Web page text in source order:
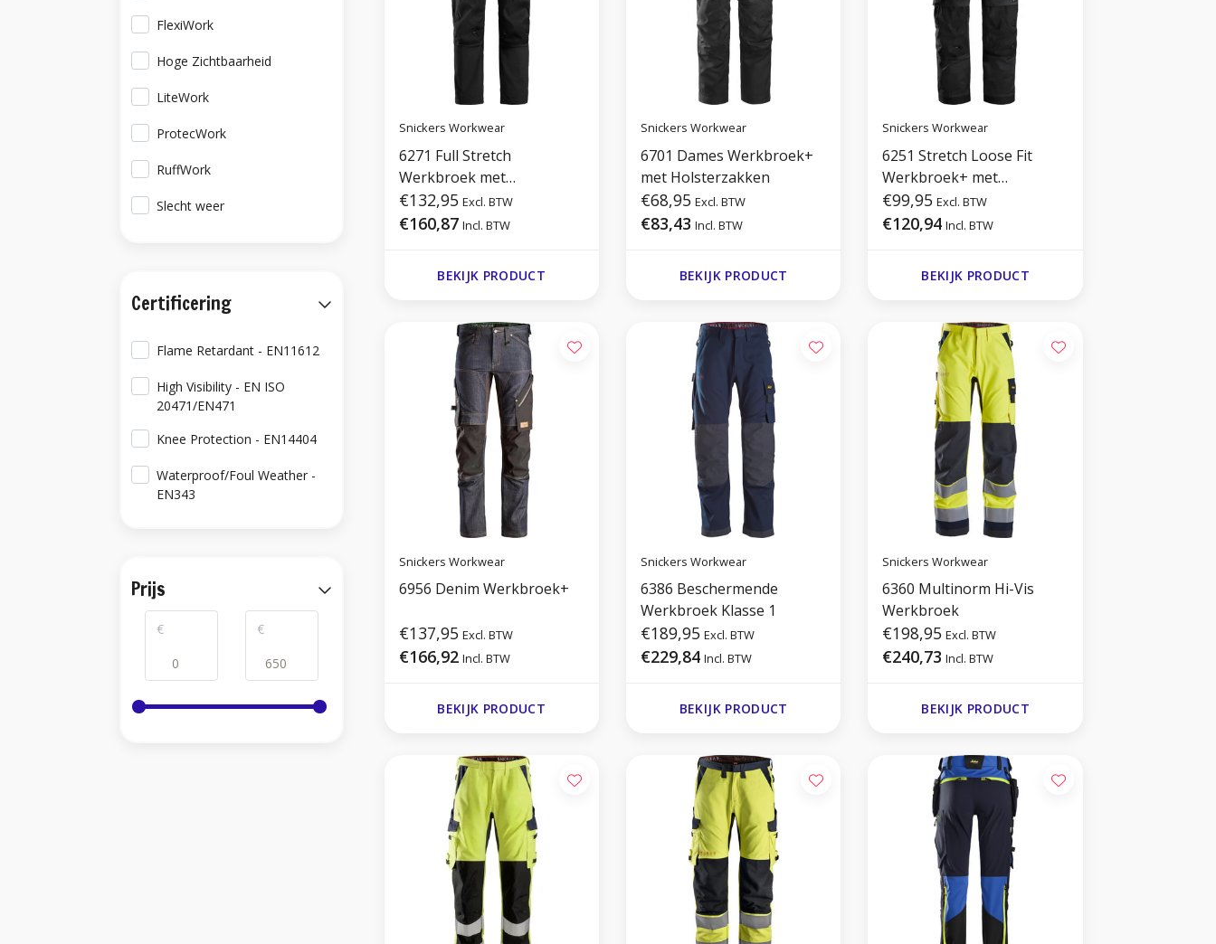
Snickers Workwear
6271 Full Stretch
Werkbroek met
Holsterzakken
€132,95 Excl. BTW
€160,87 Incl. BTW
BEKIJK PRODUCT
Snickers Workwear
6701 Dames Werkbroek+
met Holsterzakken
€68,95 Excl. BTW
€83,43 Incl. BTW
BEKIJK PRODUCT
Snickers Workwear
6251 Stretch Loose Fit
Werkbroek+ met
Holsterzakken
€99,95 Excl. BTW
€120,94 Incl. BTW
BEKIJK PRODUCT
Snickers Workwear
6956 Denim Werkbroek+
€137,95 Excl. BTW
€166,92 Incl. BTW
BEKIJK PRODUCT
Snickers Workwear
6386 Beschermende
Werkbroek Klasse 1
€189,95 Excl. BTW
€229,84 Incl. BTW
BEKIJK PRODUCT
Snickers Workwear
6360 Multinorm Hi-Vis
Werkbroek
€198,95 Excl. BTW
€240,73 Incl. BTW
BEKIJK PRODUCT
FlexiWork
Hoge Zichtbaarheid
LiteWork
ProtecWork
RuffWork
Slecht weer
Certificering
Flame Retardant - EN11612
High Visibility - EN ISO
20471/EN471
Knee Protection - EN14404
Waterproof/Foul Weather -
EN343
Prijs
€ €